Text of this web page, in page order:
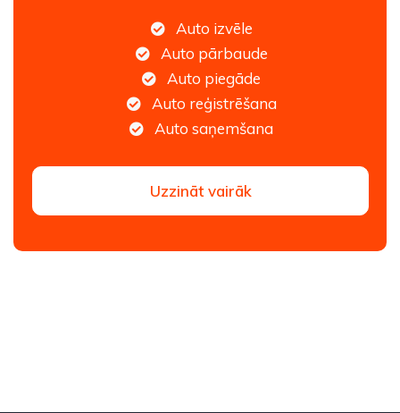
Auto izvēle
Auto pārbaude
Auto piegāde
Auto reģistrēšana
Auto saņemšana
Uzzināt vairāk